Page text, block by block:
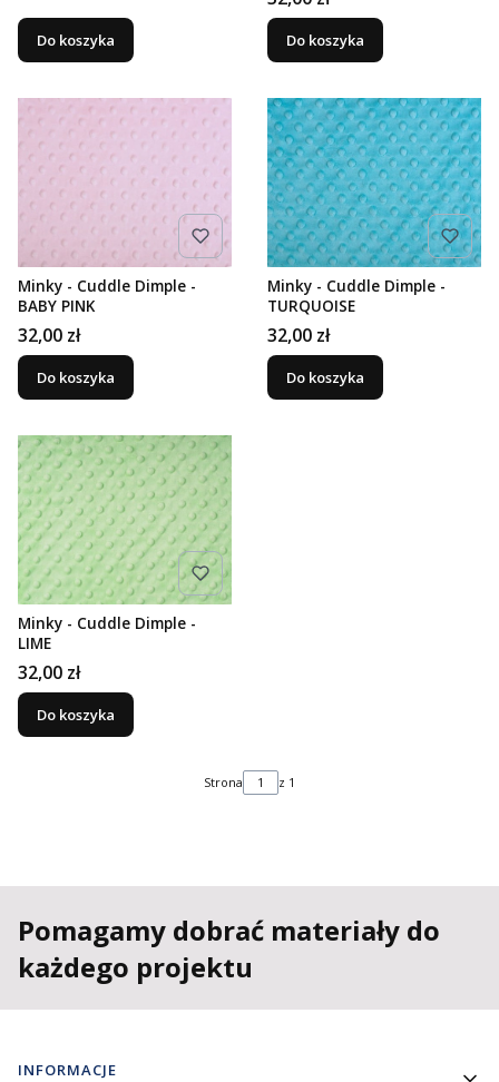
Do koszyka Do koszyka
Minky - Cuddle Dimple -
BABY PINK
Cena
32,00 zł
Do koszyka
Minky - Cuddle Dimple -
TURQUOISE
Cena
32,00 zł
Do koszyka
Minky - Cuddle Dimple -
LIME
Cena
32,00 zł
Do koszyka
Strona z 1
Pomagamy dobrać materiały do
każdego projektu
Linki w stopce
INFORMACJE